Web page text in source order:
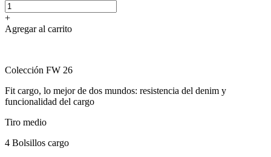
+
Agregar al carrito
Colección FW 26
Fit cargo, lo mejor de dos mundos: resistencia del denim y
funcionalidad del cargo
Tiro medio
4 Bolsillos cargo